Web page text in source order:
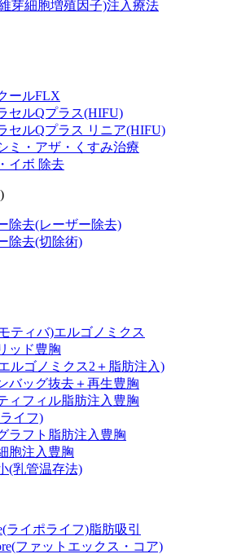
芽細胞増殖因子)注入療法
ールFLX
セルQプラス(HIFU)
セルQプラス リニア(HIFU)
ミ・アザ・くすみ治療
イボ 除去
除去(レーザー除去)
除去(切除術)
ティバ)エルゴノミクス
ッド豊胸
ルゴノミクス2＋脂肪注入)
バッグ抜去＋再生豊胸
ィフィル脂肪注入豊胸
イフ)
ラフト脂肪注入豊胸
胞注入豊胸
(乳管温存法)
(ライポライフ)脂肪吸引
(ファットエックス・コア)